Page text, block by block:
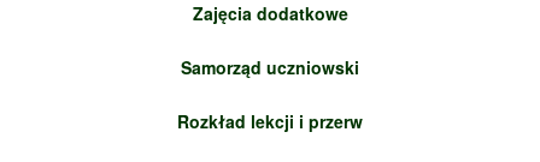
Zajęcia dodatkowe
Samorząd uczniowski
Rozkład lekcji i przerw